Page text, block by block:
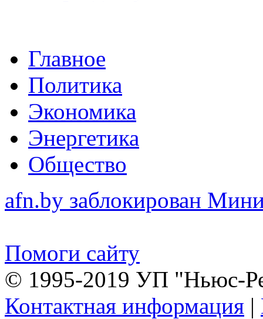
Главное
Политика
Экономика
Энергетика
Общество
afn.by заблокирован
Помоги сайту
© 1995-2019 УП "Ньюс-
Контактная информация |